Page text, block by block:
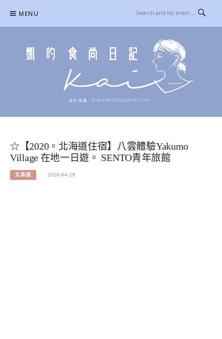
content
MENU
☆【2020。北海道住宿】八雲體驗Yakumo
Village 在地一日遊。 SENTO青年旅館
北海道 2020-04-29